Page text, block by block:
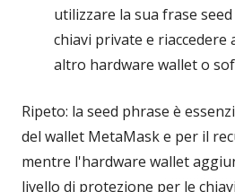
utilizzare la sua frase
chiavi private e
altro hardware wallet o
Ripeto: la seed phrase è
del wallet MetaMask e per il
mentre l'hardware wallet
livello di protezione per le